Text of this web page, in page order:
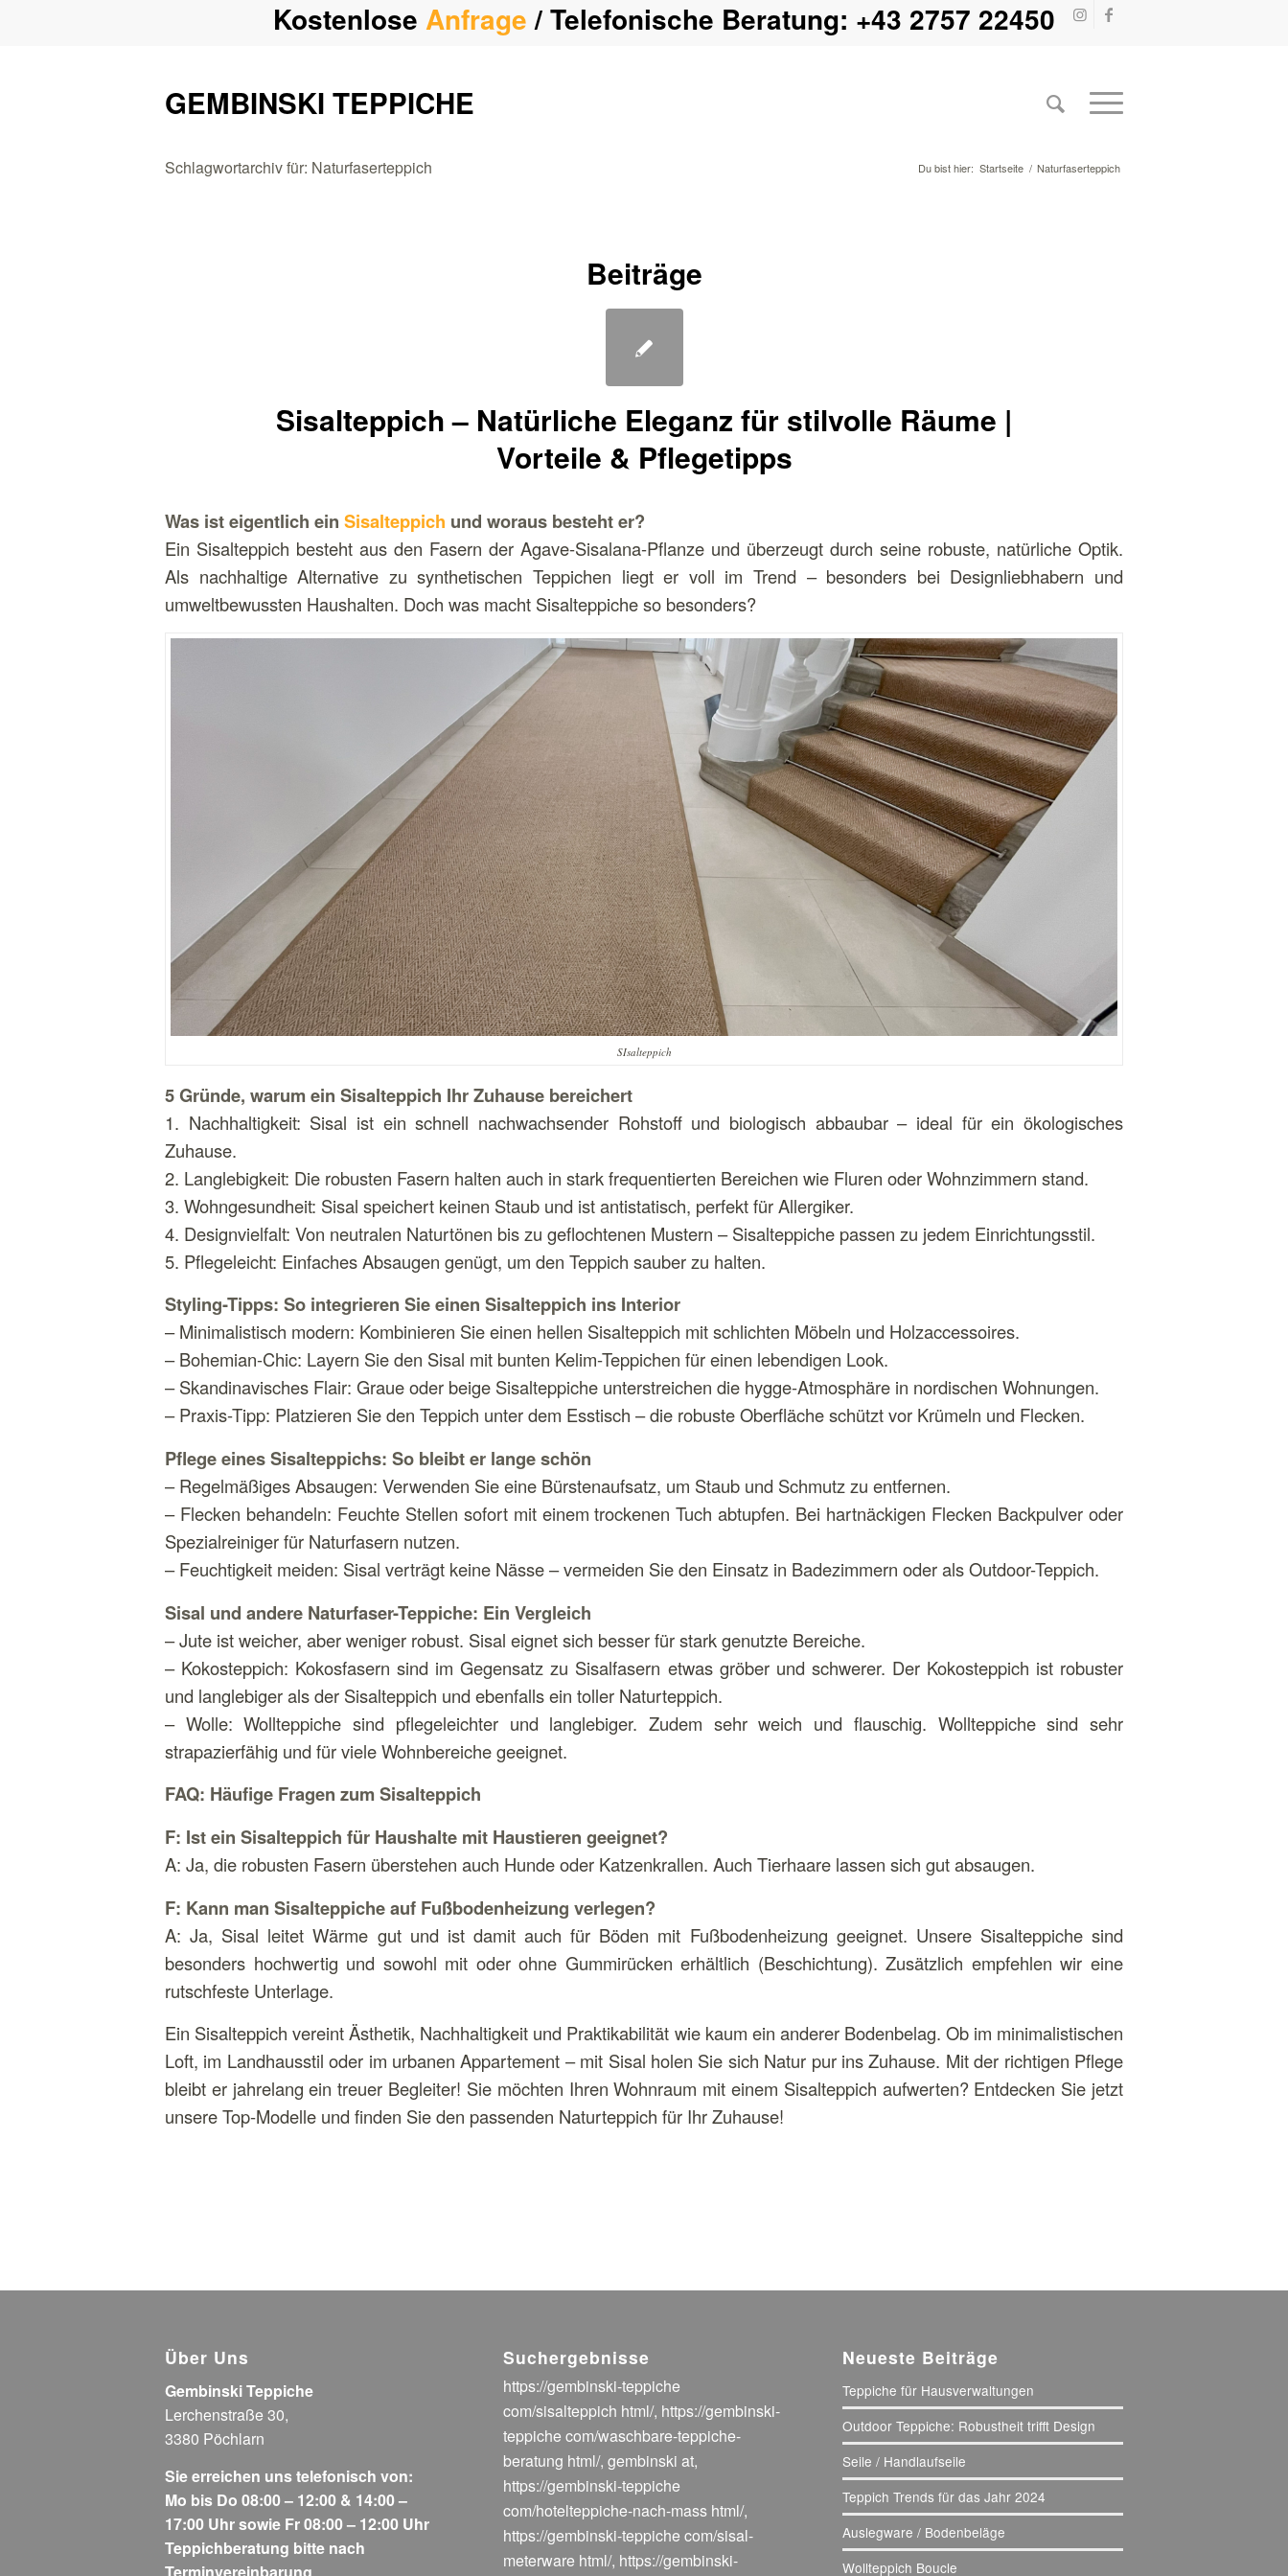
Kostenlose Anfrage/ Telefonische Beratung: +43 2757 22450
GEMBINSKI TEPPICHE
Schlagwortarchiv für: Naturfaserteppich Du bist hier: Startseite / Naturfaserteppich
Beiträge
Sisalteppich – Natürliche Eleganz für stilvolle Räume |
Vorteile & Pflegetipps
Was ist eigentlich ein Sisalteppich und woraus besteht er?
Ein Sisalteppich besteht aus den Fasern der Agave-Sisalana-Pflanze und überzeugt durch seine robuste, natürliche Optik.
Als nachhaltige Alternative zu synthetischen Teppichen liegt er voll im Trend – besonders bei Designliebhabern und
umweltbewussten Haushalten. Doch was macht Sisalteppiche so besonders?
SIsalteppich
5 Gründe, warum ein Sisalteppich Ihr Zuhause bereichert
1. Nachhaltigkeit: Sisal ist ein schnell nachwachsender Rohstoff und biologisch abbaubar – ideal für ein ökologisches
Zuhause.
2. Langlebigkeit: Die robusten Fasern halten auch in stark frequentierten Bereichen wie Fluren oder Wohnzimmern stand.
3. Wohngesundheit: Sisal speichert keinen Staub und ist antistatisch, perfekt für Allergiker.
4. Designvielfalt: Von neutralen Naturtönen bis zu geflochtenen Mustern – Sisalteppiche passen zu jedem Einrichtungsstil.
5. Pflegeleicht: Einfaches Absaugen genügt, um den Teppich sauber zu halten.
Styling-Tipps: So integrieren Sie einen Sisalteppich ins Interior
– Minimalistisch modern: Kombinieren Sie einen hellen Sisalteppich mit schlichten Möbeln und Holzaccessoires.
– Bohemian-Chic: Layern Sie den Sisal mit bunten Kelim-Teppichen für einen lebendigen Look.
– Skandinavisches Flair: Graue oder beige Sisalteppiche unterstreichen die hygge-Atmosphäre in nordischen Wohnungen.
– Praxis-Tipp: Platzieren Sie den Teppich unter dem Esstisch – die robuste Oberfläche schützt vor Krümeln und Flecken.
Pflege eines Sisalteppichs: So bleibt er lange schön
– Regelmäßiges Absaugen: Verwenden Sie eine Bürstenaufsatz, um Staub und Schmutz zu entfernen.
– Flecken behandeln: Feuchte Stellen sofort mit einem trockenen Tuch abtupfen. Bei hartnäckigen Flecken Backpulver oder
Spezialreiniger für Naturfasern nutzen.
– Feuchtigkeit meiden: Sisal verträgt keine Nässe – vermeiden Sie den Einsatz in Badezimmern oder als Outdoor-Teppich.
Sisal und andere Naturfaser-Teppiche: Ein Vergleich
– Jute ist weicher, aber weniger robust. Sisal eignet sich besser für stark genutzte Bereiche.
– Kokosteppich: Kokosfasern sind im Gegensatz zu Sisalfasern etwas gröber und schwerer. Der Kokosteppich ist robuster
und langlebiger als der Sisalteppich und ebenfalls ein toller Naturteppich.
– Wolle: Wollteppiche sind pflegeleichter und langlebiger. Zudem sehr weich und flauschig. Wollteppiche sind sehr
strapazierfähig und für viele Wohnbereiche geeignet.
FAQ: Häufige Fragen zum Sisalteppich
F: Ist ein Sisalteppich für Haushalte mit Haustieren geeignet?
A: Ja, die robusten Fasern überstehen auch Hunde oder Katzenkrallen. Auch Tierhaare lassen sich gut absaugen.
F: Kann man Sisalteppiche auf Fußbodenheizung verlegen?
A: Ja, Sisal leitet Wärme gut und ist damit auch für Böden mit Fußbodenheizung geeignet. Unsere Sisalteppiche sind
besonders hochwertig und sowohl mit oder ohne Gummirücken erhältlich (Beschichtung). Zusätzlich empfehlen wir eine
rutschfeste Unterlage.
Ein Sisalteppich vereint Ästhetik, Nachhaltigkeit und Praktikabilität wie kaum ein anderer Bodenbelag. Ob im minimalistischen
Loft, im Landhausstil oder im urbanen Appartement – mit Sisal holen Sie sich Natur pur ins Zuhause. Mit der richtigen Pflege
bleibt er jahrelang ein treuer Begleiter! Sie möchten Ihren Wohnraum mit einem Sisalteppich aufwerten? Entdecken Sie jetzt
unsere Top-Modelle und finden Sie den passenden Naturteppich für Ihr Zuhause!
Über Uns
Gembinski Teppiche
Lerchenstraße 30,
3380 Pöchlarn
Sie erreichen uns telefonisch von:
Mo bis Do 08:00 – 12:00 & 14:00 –
17:00 Uhr sowie Fr 08:00 – 12:00 Uhr
Teppichberatung bitte nach
Suchergebnisse
https://gembinski-teppiche
com/sisalteppich html/, https://gembinski-
teppiche com/waschbare-teppiche-
beratung html/,gembinski at,
https://gembinski-teppiche
com/hotelteppiche-nach-mass html/,
https://gembinski-teppiche com/sisal-
meterware html/, https://gembinski-
Neueste Beiträge
Teppiche für Hausverwaltungen
Outdoor Teppiche: Robustheit trifft Design
Seile / Handlaufseile
Teppich Trends für das Jahr 2024
Auslegware / Bodenbeläge
Wollteppich Boucle